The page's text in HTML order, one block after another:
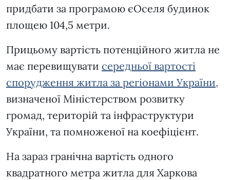
придбати за програмою єОселя будинок
площею 104,5 метри.
Прицьому вартість потенційного житла не
має перевищувати середньої вартості
спорудження житла за регіонами України,
визначеної Міністерством розвитку
громад, територій та інфраструктури
України, та помноженої на коефіцієнт.
На зараз гранічна вартість одного
квадратного метра житла для Харкова